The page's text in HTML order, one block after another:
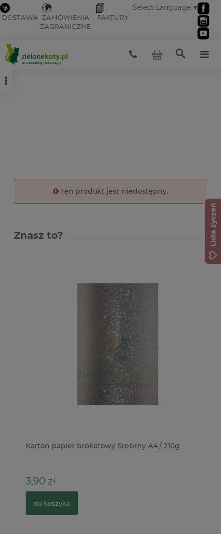
DOSTAWA ZAMÓWIENIA
ZAGRANICZNE
FAKTURY
Select Language ▼
Ten produkt jest niedostępny.
Znasz to?
Karton papier brokatowy Srebrny A4 / 210g
3,90 zł
do koszyka
Lista życzeń